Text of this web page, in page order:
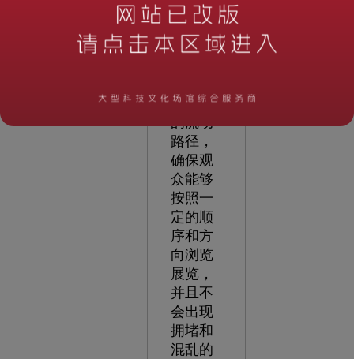
传达信
息。此
外，设
虑观众
的流动
路径，
确保观
众能够
按照一
定的顺
序和方
向浏览
展览，
并且不
会出现
拥堵和
混乱的